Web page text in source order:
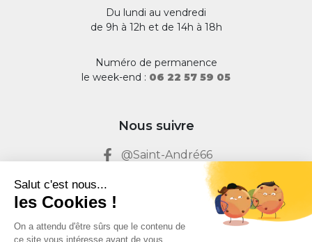
Du lundi au vendredi
de 9h à 12h et de 14h à 18h
Numéro de permanence
le week-end : 06 22 57 59 05
Nous suivre
@Saint-André66
@Saint-André66
Mairie de Saint André 66
Maires & Citoyens
Salut c'est nous...
les Cookies !
On a attendu d'être sûrs que le contenu de
ce site vous intéresse avant de vous